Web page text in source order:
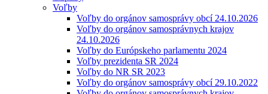
Voľby
Voľby do orgánov samosprávy obcí 24.10.2026
Voľby do orgánov samosprávnych krajov
24.10.2026
Voľby do Európskeho parlamentu 2024
Voľby prezidenta SR 2024
Voľby do NR SR 2023
Voľby do orgánov samosprávy obcí 29.10.2022